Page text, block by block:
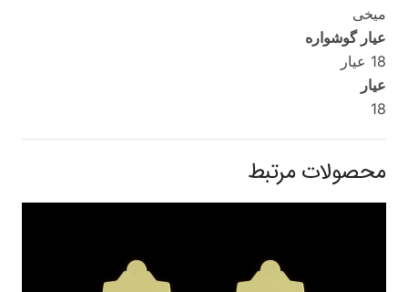
میخی
عیار گوشواره
18 عیار
عیار
18
محصولات مرتبط